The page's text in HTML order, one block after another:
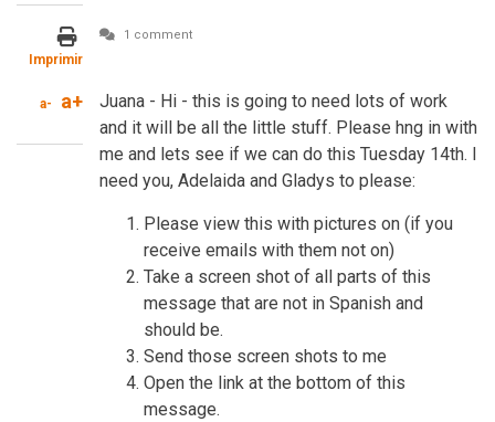
Imprimir
a- a+
1 comment
Juana - Hi - this is going to need lots of work
and it will be all the little stuff. Please hng in with
me and lets see if we can do this Tuesday 14th. I
need you, Adelaida and Gladys to please:
Please view this with pictures on (if you
receive emails with them not on)
Take a screen shot of all parts of this
message that are not in Spanish and
should be.
Send those screen shots to me
Open the link at the bottom of this
message.